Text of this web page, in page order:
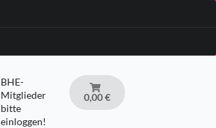
BHE-
Mitglieder
bitte
einloggen!
0,00 €